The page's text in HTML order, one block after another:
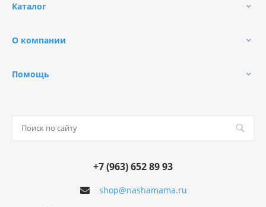
Каталог
О компании
Помощь
shop@nashamama.ru
+7 (963) 652 89 93